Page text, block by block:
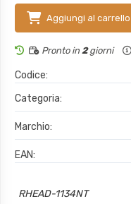
Aggiungi al carrello
Pronto in 2giorni
Codice:
Categoria:
Marchio:
EAN:
RHEAD-1134NT